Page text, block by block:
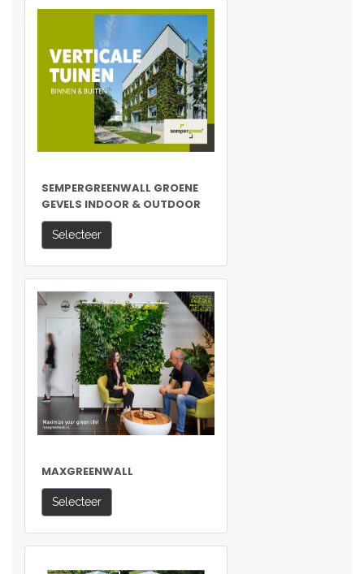
SEMPERGREENWALL GROENE
GEVELS INDOOR & OUTDOOR
Selecteer
MAXGREENWALL
Selecteer